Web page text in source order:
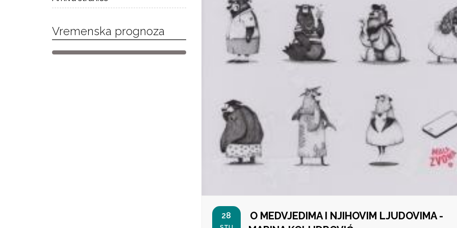
Vremenska prognoza
28
O MEDVJEDIMA I NJIHOVIM LJUDOVIMA -